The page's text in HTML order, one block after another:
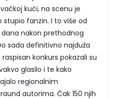
kući, na scenu je
stupio fanzin. I to više od
nakon prethodnog
sada definitivno najduža
konkurs pokazali su
glasilo i te kako
regionalnim
autorima. Čak 150 njih